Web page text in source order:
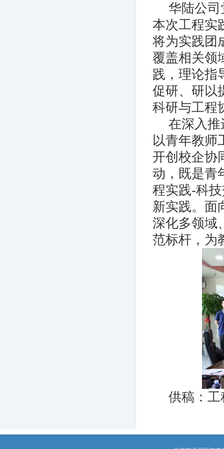
华陆公
本次工程实
将为实践团
覆盖相关领
践，理论指
促研、研以
科研与工程
在深入
以青年教师
开创校企协
动，既是青
程实践-科
新实践。面
深化多领域
范标杆，为
供稿：